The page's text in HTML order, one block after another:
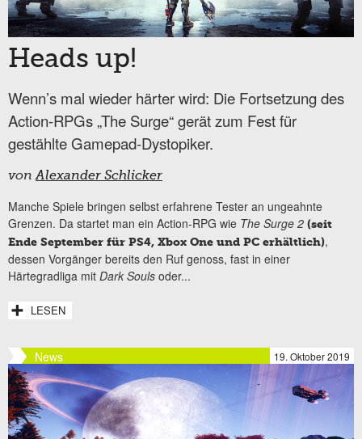
Heads up!
Wenn’s mal wieder härter wird: Die Fortsetzung des
Action-RPGs „The Surge“ gerät zum Fest für
gestählte Gamepad-Dystopiker.
vonAlexander Schlicker
Manche Spiele bringen selbst erfahrene Tester an ungeahnte
Grenzen. Da startet man ein Action-RPG wie The Surge 2 (seit
Ende September für PS4, Xbox One und PC erhältlich),
dessen Vorgänger bereits den Ruf genoss, fast in einer
Härtegradliga mit Dark Souls oder...
LESEN
News 19. Oktober 2019